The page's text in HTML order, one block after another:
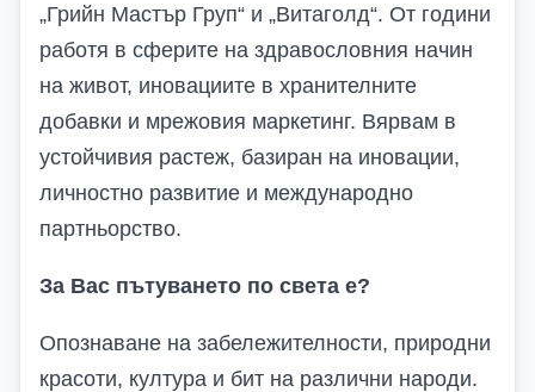
„Грийн Мастър Груп“ и „Витаголд“. От години
работя в сферите на здравословния начин
на живот, иновациите в хранителните
добавки и мрежовия маркетинг. Вярвам в
устойчивия растеж, базиран на иновации,
личностно развитие и международно
партньорство.
За Вас пътуването по света е?
Опознаване на забележителности, природни
красоти, култура и бит на различни народи.